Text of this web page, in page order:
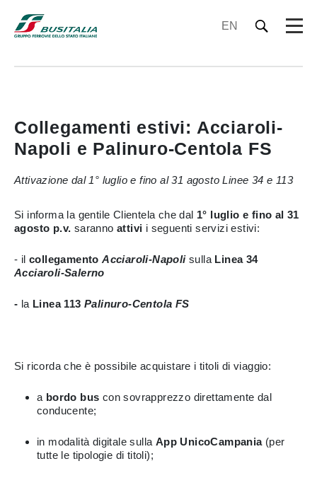
EN
Collegamenti estivi: Acciaroli-
Napoli e Palinuro-Centola FS
Attivazione dal 1° luglio e fino al 31 agosto Linee 34 e 113
Si informa la gentile Clientela che dal 1° luglio e fino al 31
agosto p.v. sarannoattivi i seguenti servizi estivi:
- il collegamentoAcciaroli-Napolisulla Linea 34
Acciaroli-Salerno
- la Linea 113Palinuro-Centola FS
Si ricorda che è possibile acquistare i titoli di viaggio:
a bordo bus con sovrapprezzo direttamente dal
conducente;
in modalità digitale sulla App UnicoCampania (per
tutte le tipologie di titoli);